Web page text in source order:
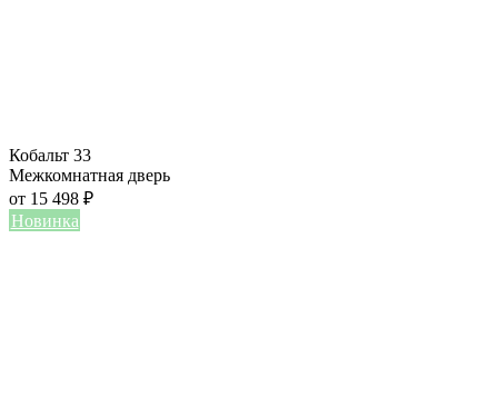
Кобальт 33
Межкомнатная дверь
от 15 498 ₽
Новинка